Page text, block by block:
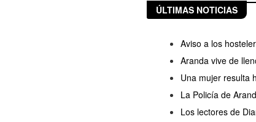
ÚLTIMAS NOTICIAS
Aviso a los
Aranda vive de
Una mujer resulta
La Policía de
Los lectores de